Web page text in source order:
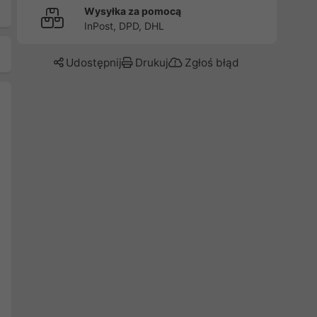
Wysyłka za pomocą
InPost, DPD, DHL
Udostępnij Drukuj Zgłoś błąd